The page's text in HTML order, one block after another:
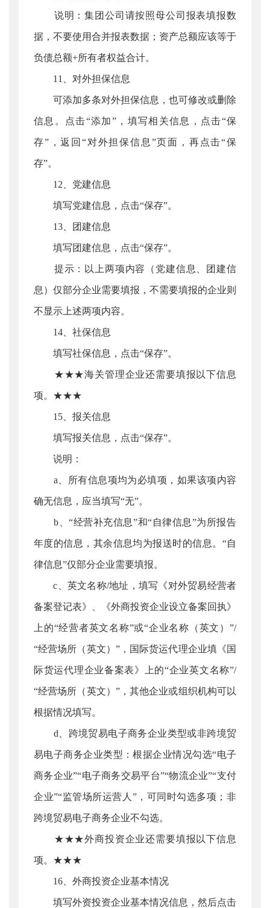
说明：集团公司请按照母公司报表填报数
据，不要使用合并报表数据；资产总额应该等于
负债总额+所有者权益合计。
11、对外担保信息
可添加多条对外担保信息，也可修改或删除
信息。点击“添加”，填写相关信息，点击“保
存”，返回“对外担保信息”页面，再点击“保
存”。
12、党建信息
填写党建信息，点击“保存”。
13、团建信息
填写团建信息，点击“保存”。
提示：以上两项内容（党建信息、团建信
息）仅部分企业需要填报，不需要填报的企业则
不显示上述两项内容。
14、社保信息
填写社保信息，点击“保存”。
★★★海关管理企业还需要填报以下信息
项。★★★
15、报关信息
填写报关信息，点击“保存”。
说明：
a、所有信息项均为必填项，如果该项内容
确无信息，应当填写“无”。
b、“经营补充信息”和“自律信息”为所报告
年度的信息，其余信息均为报送时的信息。“自
律信息”仅部分企业需要填报。
c、英文名称/地址，填写《对外贸易经营者
备案登记表》、《外商投资企业设立备案回执》
上的“经营者英文名称”或“企业名称（英文）”/
“经营场所（英文）”，国际货运代理企业填《国
际货运代理企业备案表》上的“企业英文名称”/
“经营场所（英文）”，其他企业或组织机构可以
根据情况填写。
d、跨境贸易电子商务企业类型或非跨境贸
易电子商务企业类型：根据企业情况勾选“电子
商务企业”“电子商务交易平台”“物流企业”“支付
企业”“监管场所运营人”，可同时勾选多项；非
跨境贸易电子商务企业不勾选。
★★★外商投资企业还需要填报以下信息
项。★★★
16、外商投资企业基本情况
填写外资投资企业基本情况信息，然后点击